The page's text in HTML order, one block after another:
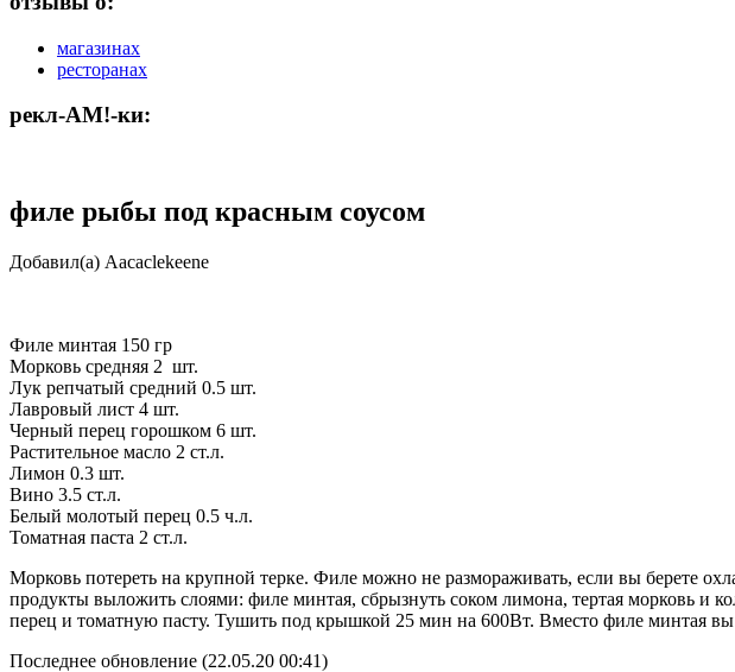
магазинах
ресторанах
рекл-АМ!-ки:
филе рыбы под красным соусом
Добавил(а) Aacaclekeene
Филе минтая 150 гр
Морковь средняя 2 шт.
Лук репчатый средний 0.5 шт.
Лавровый лист 4 шт.
Черный перец горошком 6 шт.
Растительное масло 2 ст.л.
Лимон 0.3 шт.
Вино 3.5 ст.л.
Белый молотый перец 0.5 ч.л.
Томатная паста 2 ст.л.
Морковь потереть на крупной терке. Филе можно не размораживать, если вы берете
продукты выложить слоями: филе минтая, сбрызнуть соком лимона, тертая морковь и
перец и томатную пасту. Тушить под крышкой 25 мин на 600Вт. Вместо филе минтая
Последнее обновление (22.05.20 00:41)